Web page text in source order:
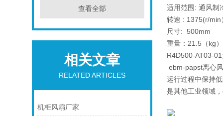
查看全部
相关文章
RELATED ARTICLES
机柜风扇厂家
适用范围: 通风制
转速 : 1375(r/min
尺寸: 500mm
重量：21.5（kg）
R4D500-AT03-
ebm-papst离心
运行过程中保持
是其他工业领域